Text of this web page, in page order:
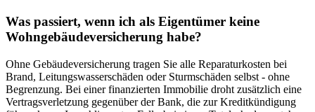
Was passiert, wenn ich als Eigentümer keine
Wohngebäudeversicherung habe?
Ohne Gebäudeversicherung tragen Sie alle Reparaturkosten bei
Brand, Leitungswasserschäden oder Sturmschäden selbst - ohne
Begrenzung. Bei einer finanzierten Immobilie droht zusätzlich eine
Vertragsverletzung gegenüber der Bank, die zur Kreditkündigung